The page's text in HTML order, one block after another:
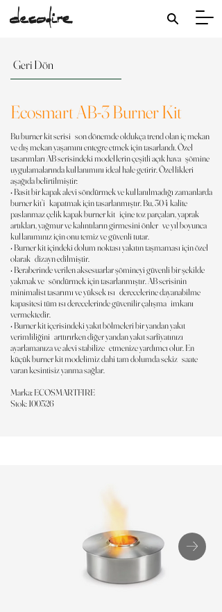
Geri Dön
Ecosmart AB-3 Burner Kit
Bu burner kit serisi son dönemde oldukça trend olan iç mekan
ve dış mekan yaşamını entegre etmek için tasarlandı. Özel
tasarımları AB serisindeki modellerin çeşitli açık hava şömine
uygulamalarında kullanımını ideal hale getirir. Özellikleri
aşağıda belirtilmiştir:
• Basit bir kapak alevi söndürmek ve kullanılmadığı zamanlarda
burner kit’i kapatmak için tasarlanmıştır. Bu, 304 kalite
paslanmaz çelik kapak burner kit içine toz parçaları, yaprak
artıkları, yağmur ve kalıntıların girmesini önler ve yıl boyunca
kullanımınız için onu temiz ve güvenli tutar.
• Burner kit içindeki dolum noktası yakıtın taşmaması için özel
olarak dizayn edilmiştir.
• Beraberinde verilen aksesuarlar şömineyi güvenli bir şekilde
yakmak ve söndürmek için tasarlanmıştır. AB serisinin
minimalist tasarımı ve yüksek ısı derecelerine dayanabilme
kapasitesi tüm ısı derecelerinde güvenilir çalışma imkanı
vermektedir.
• Burner kit içerisindeki yakıt bölmeleri bir yandan yakıt
verimliliğini arttırırken diğer yandan yakıt sarfiyatınızı
ayarlamanıza ve alevi stabilize etmenize yardımcı olur. En
küçük burner kit modelimiz dahi tam dolumda sekiz saate
varan kesintisiz yanma sağlar.
Marka: ECOSMARTFIRE
Stok: 100526